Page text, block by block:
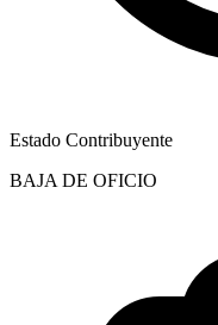
Estado Contribuyente
BAJA DE OFICIO